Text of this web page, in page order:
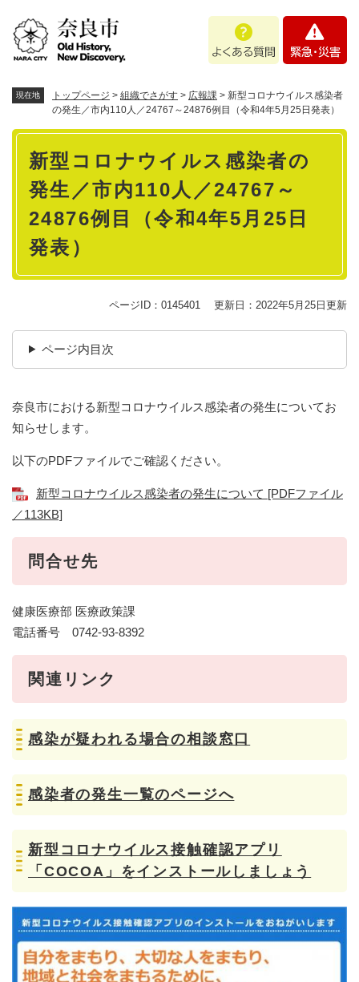
あ
問
・
現在地 トップページ > 組織でさがす > 広報課 > 新型コロナウイルス感染者
の発生／市内110人／24767～24876例目（令和4年5月25日発表）
本
新型コロナウイルス感染者の
発生／市内110人／24767～
24876例目（令和4年5月25日
発表）
ページID：0145401 更新日：2022年5月25日更新
ページ内目次
奈良市における新型コロナウイルス感染者の発生についてお
知らせします。
以下のPDFファイルでご確認ください。
新型コロナウイルス感染者の発生について [PDFファイル
／113KB]
問合せ先
健康医療部 医療政策課
電話番号 0742-93-8392
関連リンク
感染が疑われる場合の相談窓口
感染者の発生一覧のページへ
新型コロナウイルス接触確認アプリ
「COCOA」をインストールしましょう